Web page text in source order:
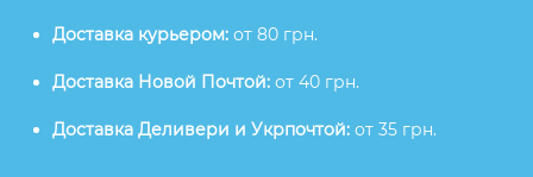
Доставка курьером: от 80 грн.
Доставка Новой Почтой: от 40 грн.
Доставка Деливери и Укрпочтой: от 35 грн.